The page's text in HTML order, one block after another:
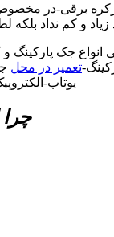
برقی-در
زیاد و کم نداد
جک پارکینگ
تعمیر در محل
یوتاب-